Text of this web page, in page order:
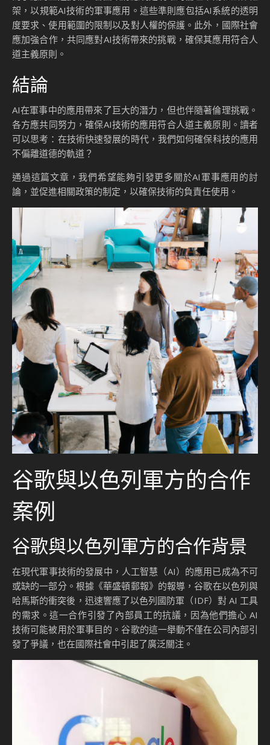
架，以規範AI技術的軍事應用。這些準則應包括AI系統的透明
度要求、使用範圍的限制以及對人權的保護。此外，國際社會
應加強合作，共同應對AI技術帶來的挑戰，確保其應用符合人
道主義原則。
結論
AI在軍事中的應用帶來了巨大的潛力，但也伴隨著倫理挑戰。
各方應共同努力，確保AI技術的應用符合人道主義原則。讀者
可以思考：在技術快速發展的時代，我們如何確保科技的應用
不偏離道德的軌道？
通過這篇文章，我們希望能夠引發更多關於AI軍事應用的討
論，並促進相關政策的制定，以確保技術的負責任使用。
谷歌與以色列軍方的合作
案例
谷歌與以色列軍方的合作背景
在現代軍事技術的發展中，人工智慧（AI）的應用已成為不可
或缺的一部分。根據《華盛頓郵報》的報導，谷歌在以色列與
哈馬斯的衝突後，迅速響應了以色列國防軍（IDF）對 AI 工具
的需求。這一合作引發了內部員工的抗議，因為他們擔心 AI
技術可能被用於軍事目的。谷歌的這一舉動不僅在公司內部引
發了爭議，也在國際社會中引起了廣泛關注。